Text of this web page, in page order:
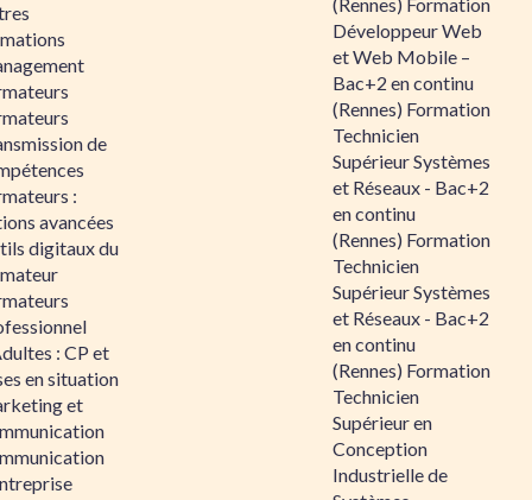
de
:
avancées
digitaux du
: CP et
en situation
et
Développeur Web
et Web Mobile –
Bac+2 en continu
(Rennes) Formation
Technicien
Supérieur Systèmes
et Réseaux - Bac+2
en continu
(Rennes) Formation
Technicien
Supérieur Systèmes
et Réseaux - Bac+2
en continu
(Rennes) Formation
Technicien
Supérieur en
Conception
Industrielle de